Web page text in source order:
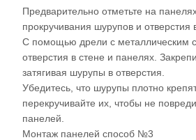
Предварительно отметьте на
прокручивания шурупов и отверстия
С помощью дрели с металлическим
отверстия в стене и панелях.
затягивая шурупы в отверстия.
Убедитесь, что шурупы плотно
перекручивайте их, чтобы не
панелей.
Монтаж панелей способ №3